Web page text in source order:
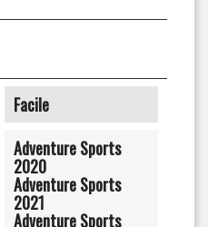
Facile
Adventure Sports
2020
Adventure Sports
2021
Adventure Sports